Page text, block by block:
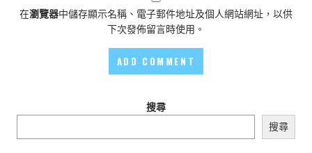
在瀏覽器中儲存顯示名稱、電子郵件地址及個人網站網址，以供
下次發佈留言時使用。
搜尋
搜尋